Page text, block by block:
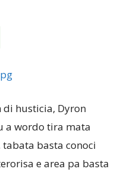
husticia, Dyron
a wordo tira mata
basta conoci
e area pa basta